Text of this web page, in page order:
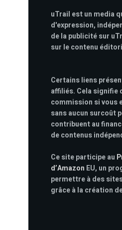
uTrail est un media
d'expression,
de la publicité sur
sur le contenu
Certains liens
affiliés. Cela signifie
commission si vous
sans aucun surcoût
contribuent au
de contenus
Ce site participe au
d’Amazon EU, un
permettre à des
grâce à la création